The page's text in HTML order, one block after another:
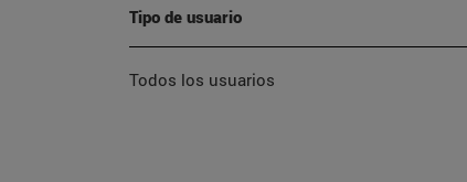
Tipo de usuario
Todos los usuarios